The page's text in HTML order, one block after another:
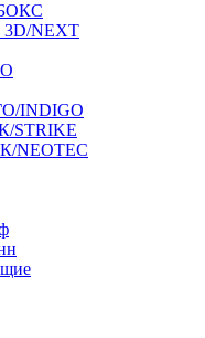
NEXT
INDIGO
STRIKE
NEOTEC